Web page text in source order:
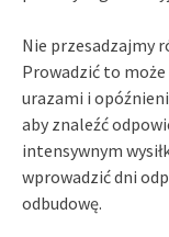
Nie przesadzajmy
Prowadzić to
urazami i
aby znaleźć
intensywnym
wprowadzić dni
odbudowę.